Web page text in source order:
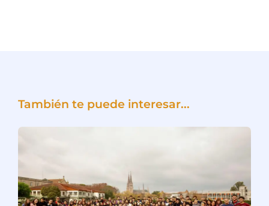
También te puede interesar...